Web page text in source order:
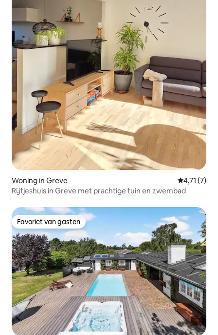
Woning in Greve
4,71 (7)
Rijtjeshuis in Greve met prachtige tuin en zwembad
Favoriet van gasten
Favoriet van gasten